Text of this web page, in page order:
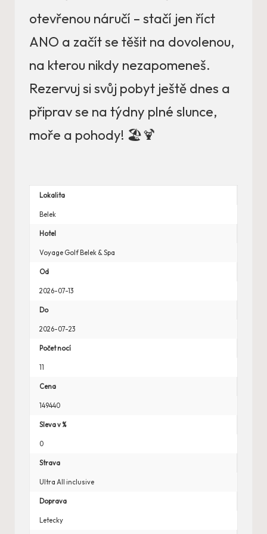
otevřenou náručí – stačí jen říct
ANO a začít se těšit na dovolenou,
na kterou nikdy nezapomeneš.
Rezervuj si svůj pobyt ještě dnes a
připrav se na týdny plné slunce,
moře a pohody! 🏖️🍹
Lokalita
Belek
Hotel
Voyage Golf Belek & Spa
Od
2026-07-13
Do
2026-07-23
Počet nocí
11
Cena
149440
Sleva v %
0
Strava
Ultra All inclusive
Doprava
Letecky